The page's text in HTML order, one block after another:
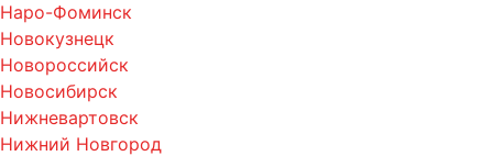
Наро-Фоминск
Новокузнецк
Новороссийск
Новосибирск
Нижневартовск
Нижний Новгород